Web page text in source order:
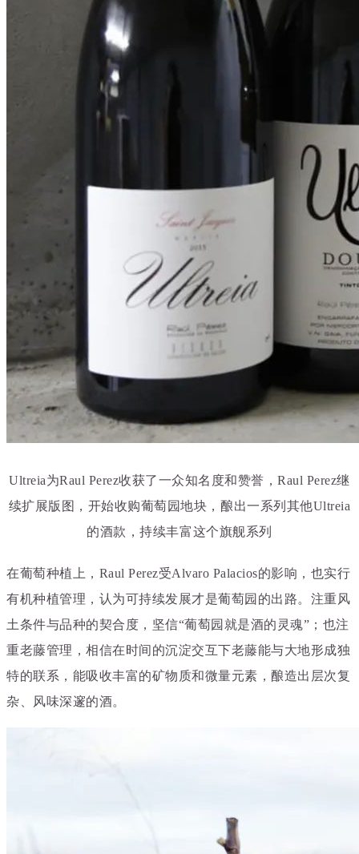
Ultreia为Raul Perez收获了一众知名度和赞誉，Raul Perez继
续扩展版图，开始收购葡萄园地块，酿出一系列其他Ultreia
的酒款，持续丰富这个旗舰系列
在葡萄种植上，Raul Perez受Alvaro Palacios的影响，也实行
有机种植管理，认为可持续发展才是葡萄园的出路。注重风
土条件与品种的契合度，坚信“葡萄园就是酒的灵魂”；也注
重老藤管理，相信在时间的沉淀交互下老藤能与大地形成独
特的联系，能吸收丰富的矿物质和微量元素，酿造出层次复
杂、风味深邃的酒。